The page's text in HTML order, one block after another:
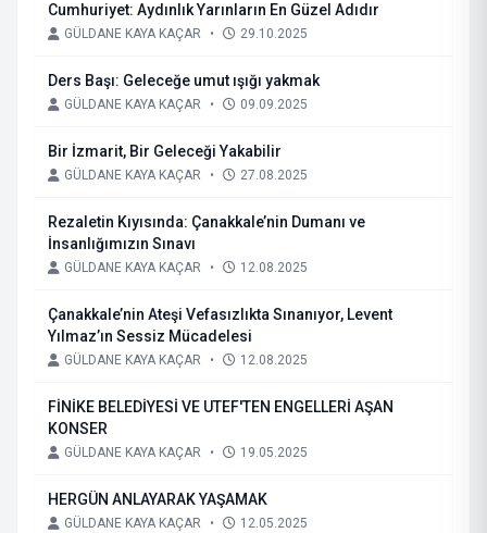
Cumhuriyet: Aydınlık Yarınların En Güzel Adıdır
GÜLDANE KAYA KAÇAR • 29.10.2025
Ders Başı: Geleceğe umut ışığı yakmak
GÜLDANE KAYA KAÇAR • 09.09.2025
Bir İzmarit, Bir Geleceği Yakabilir
GÜLDANE KAYA KAÇAR • 27.08.2025
Rezaletin Kıyısında: Çanakkale’nin Dumanı ve
İnsanlığımızın Sınavı
GÜLDANE KAYA KAÇAR • 12.08.2025
Çanakkale’nin Ateşi Vefasızlıkta Sınanıyor, Levent
Yılmaz’ın Sessiz Mücadelesi
GÜLDANE KAYA KAÇAR • 12.08.2025
FİNİKE BELEDİYESİ VE UTEF'TEN ENGELLERİ AŞAN
KONSER
GÜLDANE KAYA KAÇAR • 19.05.2025
HERGÜN ANLAYARAK YAŞAMAK
GÜLDANE KAYA KAÇAR • 12.05.2025